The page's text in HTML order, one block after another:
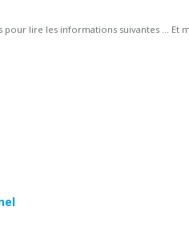
lire les informations suivantes … Et